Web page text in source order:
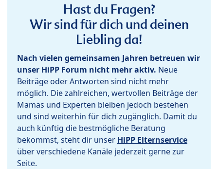
Hast du Fragen?
Wir sind für dich und deinen
Liebling da!
Nach vielen gemeinsamen Jahren betreuen wir
unser HiPP Forum nicht mehr aktiv. Neue
Beiträge oder Antworten sind nicht mehr
möglich. Die zahlreichen, wertvollen Beiträge der
Mamas und Experten bleiben jedoch bestehen
und sind weiterhin für dich zugänglich. Damit du
auch künftig die bestmögliche Beratung
bekommst, steht dir unser HiPP Elternservice
über verschiedene Kanäle jederzeit gerne zur
Seite.